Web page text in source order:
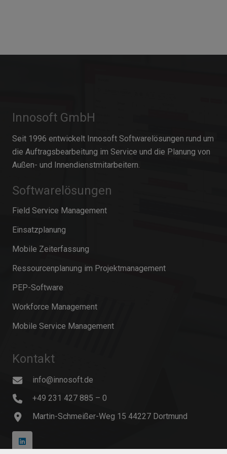
Innosoft GmbH
Seit 1996 entwickelt Innosoft Softwarelösungen rund um
die Auftragsbearbeitung im Service und die Planung von
Außen- und Innendienstmitarbeitern.
Softwarelösungen
Field Service Management
Einsatzplanung
Mobile Zeiterfassung
Ressourcenplanung im Projektmanagement
PEP-Software
Workforce Management
Mobile Service Management
Kontakt
info@innosoft.de
+49 231 427 885 – 0
Martin-Schmeißer-Weg 15 44227 Dortmund